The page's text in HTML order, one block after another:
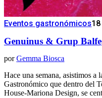
Eventos gastronómicos
Genuinus & Grup
por Gemma Biosca
Hace una semana, asistimos
Gastronómico que dentro del
House-Mariona Design, se